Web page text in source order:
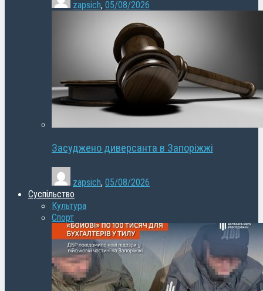
zapsich, 05/08/2026
Засуджено диверсанта в Запоріжжі
zapsich, 05/08/2026
Суспільство
Культура
Спорт